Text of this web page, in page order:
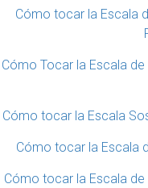
Cómo tocar la Escala
Cómo Tocar la Escala de
Cómo tocar la Escala
Cómo tocar la Escala
Cómo tocar la Escala de